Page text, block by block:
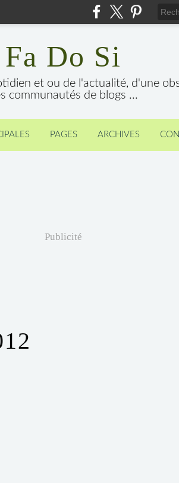
Fa Do Si
et ou de l'actualité, d'une
communautés de blogs ...
PAGES ARCHIVES
Publicité